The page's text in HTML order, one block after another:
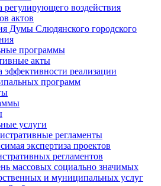
регулирующего воздействия
актов
Думы Слюдянского городского
программы
акты
эффективности реализации
программ
услуги
регламенты
экспертиза проектов
регламентов
массовых социально значимых
и муниципальных услуг